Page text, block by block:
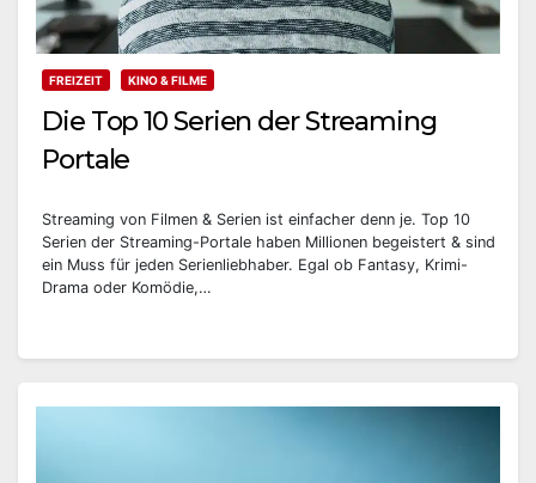
FREIZEIT KINO & FILME
Die Top 10 Serien der Streaming
Portale
Streaming von Filmen & Serien ist einfacher denn je. Top 10
Serien der Streaming-Portale haben Millionen begeistert & sind
ein Muss für jeden Serienliebhaber. Egal ob Fantasy, Krimi-
Drama oder Komödie,…